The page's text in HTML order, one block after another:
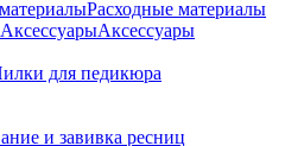
Расходные материалы
Аксессуары
для педикюра
и завивка ресниц